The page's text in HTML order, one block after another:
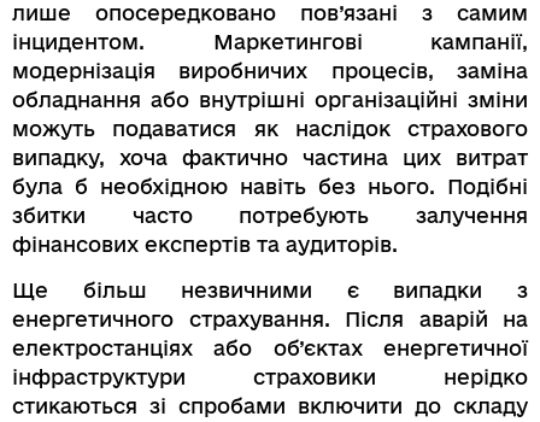
лише опосередковано пов’язані з самим
інцидентом. Маркетингові кампанії,
модернізація виробничих процесів, заміна
обладнання або внутрішні організаційні зміни
можуть подаватися як наслідок страхового
випадку, хоча фактично частина цих витрат
була б необхідною навіть без нього. Подібні
збитки часто потребують залучення
фінансових експертів та аудиторів.
Ще більш незвичними є випадки з
енергетичного страхування. Після аварій на
електростанціях або об’єктах енергетичної
інфраструктури страховики нерідко
стикаються зі спробами включити до складу